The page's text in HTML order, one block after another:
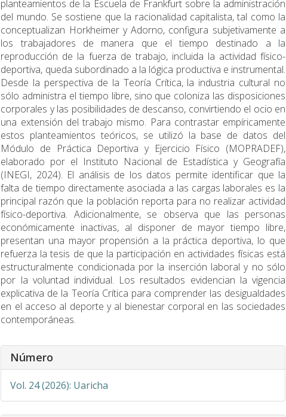
planteamientos de la Escuela de Frankfurt sobre la administración
del mundo. Se sostiene que la racionalidad capitalista, tal como la
conceptualizan Horkheimer y Adorno, configura subjetivamente a
los trabajadores de manera que el tiempo destinado a la
reproducción de la fuerza de trabajo, incluida la actividad físico-
deportiva, queda subordinado a la lógica productiva e instrumental.
Desde la perspectiva de la Teoría Crítica, la industria cultural no
sólo administra el tiempo libre, sino que coloniza las disposiciones
corporales y las posibilidades de descanso, convirtiendo el ocio en
una extensión del trabajo mismo. Para contrastar empíricamente
estos planteamientos teóricos, se utilizó la base de datos del
Módulo de Práctica Deportiva y Ejercicio Físico (MOPRADEF),
elaborado por el Instituto Nacional de Estadística y Geografía
(INEGI, 2024). El análisis de los datos permite identificar que la
falta de tiempo directamente asociada a las cargas laborales es la
principal razón que la población reporta para no realizar actividad
físico-deportiva. Adicionalmente, se observa que las personas
económicamente inactivas, al disponer de mayor tiempo libre,
presentan una mayor propensión a la práctica deportiva, lo que
refuerza la tesis de que la participación en actividades físicas está
estructuralmente condicionada por la inserción laboral y no sólo
por la voluntad individual. Los resultados evidencian la vigencia
explicativa de la Teoría Crítica para comprender las desigualdades
en el acceso al deporte y al bienestar corporal en las sociedades
contemporáneas.
Detalles
del
Número
Vol. 24 (2026): Uaricha